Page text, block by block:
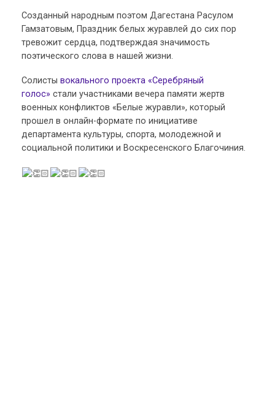
Созданный народным поэтом Дагестана Расулом
Гамзатовым, Праздник белых журавлей до сих пор
тревожит сердца, подтверждая значимость
поэтического слова в нашей жизни.
Солисты вокального проекта «Серебряный
голос» стали участниками вечера памяти жертв
военных конфликтов «Белые журавли», который
прошел в онлайн-формате по инициативе
департамента культуры, спорта, молодежной и
социальной политики и Воскресенского Благочиния.